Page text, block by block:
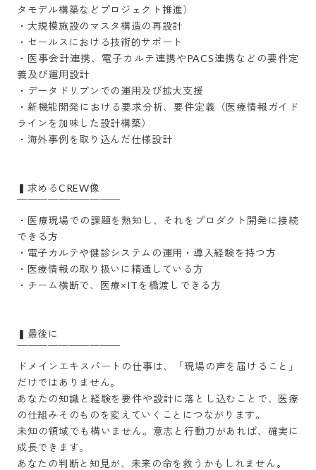
タモデル構築などプロジェクト推進）
・大規模施設のマスタ構造の再設計
・セールスにおける技術的サポート
・医事会計連携、電子カルテ連携やPACS連携などの要件定
義及び運用設計
・データドリブンでの運用及び拡大支援
・新機能開発における要求分析、要件定義（医療情報ガイド
ラインを加味した設計構築）
・海外事例を取り込んだ仕様設計
▍求めるCREW像
￣￣￣￣￣￣￣￣￣￣
・医療現場での課題を熟知し、それをプロダクト開発に接続
できる方
・電子カルテや健診システムの運用・導入経験を持つ方
・医療情報の取り扱いに精通している方
・チーム横断で、医療×ITを橋渡しできる方
▍最後に
￣￣￣￣￣￣￣￣￣￣
ドメインエキスパートの仕事は、「現場の声を届けること」
だけではありません。
あなたの知識と経験を要件や設計に落とし込むことで、医療
の仕組みそのものを変えていくことにつながります。
未知の領域でも構いません。意志と行動力があれば、確実に
成長できます。
あなたの判断と知見が、未来の命を救うかもしれません。